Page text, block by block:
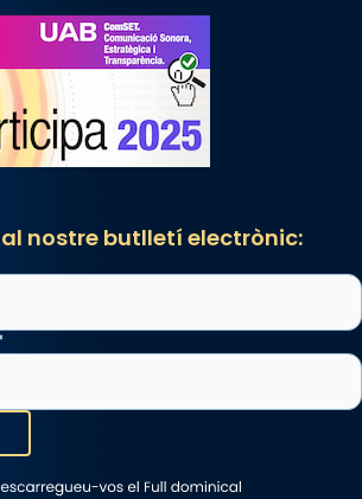
nostre butlletí electrònic: